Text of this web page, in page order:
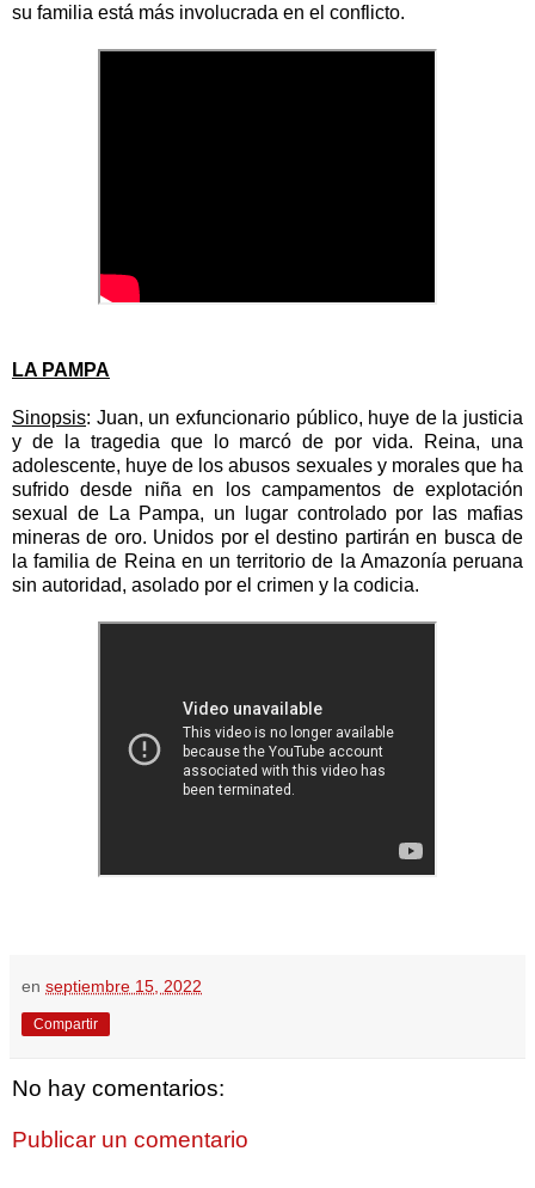
su familia está más involucrada en el conflicto.
LA PAMPA
Sinopsis: Juan, un exfuncionario público, huye de la justicia
y de la tragedia que lo marcó de por vida. Reina, una
adolescente, huye de los abusos sexuales y morales que ha
sufrido desde niña en los campamentos de explotación
sexual de La Pampa, un lugar controlado por las mafias
mineras de oro. Unidos por el destino partirán en busca de
la familia de Reina en un territorio de la Amazonía peruana
sin autoridad, asolado por el crimen y la codicia.
en septiembre 15, 2022
Compartir
No hay comentarios:
Publicar un comentario